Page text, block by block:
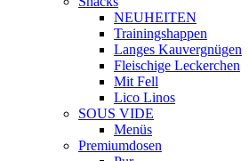
NEUHEITEN
Trainingshappen
Langes Kauvergnügen
Fleischige Leckerchen
Mit Fell
Lico Linos
SOUS VIDE
Menüs
Premiumdosen